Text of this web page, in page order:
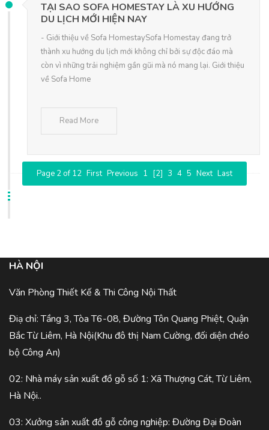
TẠI SAO SOFA HOMESTAY LÀ XU HƯỚNG
DU LỊCH MỚI HIỆN NAY
- Giới thiệu về Sofa HomestaySofa Homestay đang trở
thành xu hướng du lịch mới không chỉ bởi sự độc đáo mà
còn vì những trải nghiệm gần gũi mà nó mang lại. Giới thiệu
về Sofa Home
Read More
Page 2 of 12 First Previous 1 [2] 3 4 5 Next Last
HÀ NỘI
Văn Phòng Thiết Kế & Thi Công Nội Thất
Điạ chỉ: Tầng 3, Tòa T6-08, Đường Tôn Quang Phiệt, Quận
Bắc Từ Liêm, Hà Nội(Khu đô thị Nam Cường, đối diện chéo
bộ Công An)
02: Nhà máy sản xuất đồ gỗ số 1: Xã Thượng Cát, Từ Liêm,
Hà Nội..
03: Xưởng sản xuất đồ gỗ công nghiệp: Đường Đại Đoàn